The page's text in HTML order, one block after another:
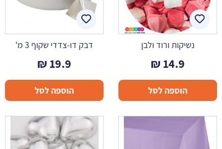
נשיקות ורוד ולבן
14.9
₪
הוספה לסל
דבק דו-צדדי שקוף 3 מ'
19.9
₪
הוספה לסל